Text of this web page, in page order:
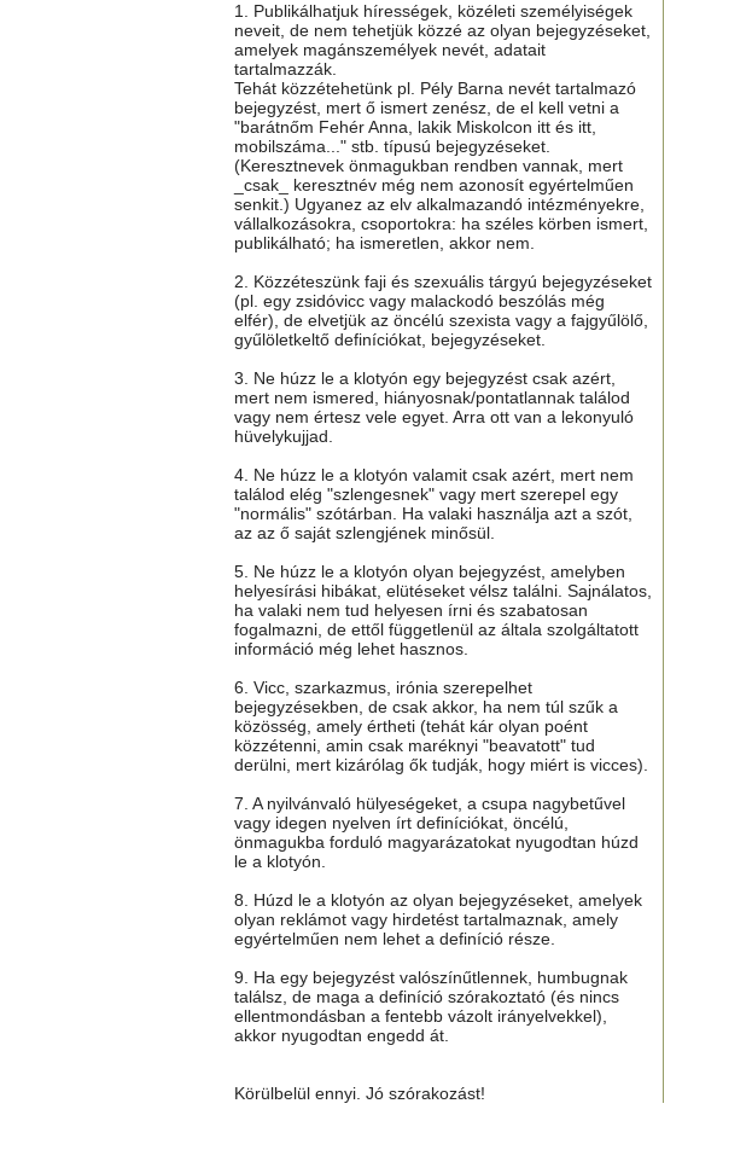
1. Publikálhatjuk hírességek, közéleti személyiségek
neveit, de nem tehetjük közzé az olyan bejegyzéseket,
amelyek magánszemélyek nevét, adatait
tartalmazzák.
Tehát közzétehetünk pl. Pély Barna nevét tartalmazó
bejegyzést, mert ő ismert zenész, de el kell vetni a
"barátnőm Fehér Anna, lakik Miskolcon itt és itt,
mobilszáma..." stb. típusú bejegyzéseket.
(Keresztnevek önmagukban rendben vannak, mert
_csak_ keresztnév még nem azonosít egyértelműen
senkit.) Ugyanez az elv alkalmazandó intézményekre,
vállalkozásokra, csoportokra: ha széles körben ismert,
publikálható; ha ismeretlen, akkor nem.
2. Közzéteszünk faji és szexuális tárgyú bejegyzéseket
(pl. egy zsidóvicc vagy malackodó beszólás még
elfér), de elvetjük az öncélú szexista vagy a fajgyűlölő,
gyűlöletkeltő definíciókat, bejegyzéseket.
3. Ne húzz le a klotyón egy bejegyzést csak azért,
mert nem ismered, hiányosnak/pontatlannak találod
vagy nem értesz vele egyet. Arra ott van a lekonyuló
hüvelykujjad.
4. Ne húzz le a klotyón valamit csak azért, mert nem
találod elég "szlengesnek" vagy mert szerepel egy
"normális" szótárban. Ha valaki használja azt a szót,
az az ő saját szlengjének minősül.
5. Ne húzz le a klotyón olyan bejegyzést, amelyben
helyesírási hibákat, elütéseket vélsz találni. Sajnálatos,
ha valaki nem tud helyesen írni és szabatosan
fogalmazni, de ettől függetlenül az általa szolgáltatott
információ még lehet hasznos.
6. Vicc, szarkazmus, irónia szerepelhet
bejegyzésekben, de csak akkor, ha nem túl szűk a
közösség, amely értheti (tehát kár olyan poént
közzétenni, amin csak maréknyi "beavatott" tud
derülni, mert kizárólag ők tudják, hogy miért is vicces).
7. A nyilvánvaló hülyeségeket, a csupa nagybetűvel
vagy idegen nyelven írt definíciókat, öncélú,
önmagukba forduló magyarázatokat nyugodtan húzd
le a klotyón.
8. Húzd le a klotyón az olyan bejegyzéseket, amelyek
olyan reklámot vagy hirdetést tartalmaznak, amely
egyértelműen nem lehet a definíció része.
9. Ha egy bejegyzést valószínűtlennek, humbugnak
találsz, de maga a definíció szórakoztató (és nincs
ellentmondásban a fentebb vázolt irányelvekkel),
akkor nyugodtan engedd át.
Körülbelül ennyi. Jó szórakozást!